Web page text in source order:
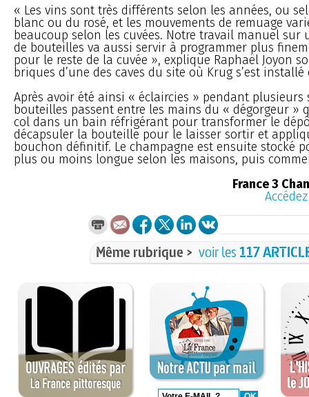
« Les vins sont très différents selon les années, ou
blanc ou du rosé, et les mouvements de remuage
beaucoup selon les cuvées. Notre travail manuel
de bouteilles va aussi servir à programmer plus
pour le reste de la cuvée », explique Raphaël Joyon
briques d’une des caves du site où Krug s’est installé
Après avoir été ainsi « éclaircies » pendant plusieurs
bouteilles passent entre les mains du « dégorgeur »
col dans un bain réfrigérant pour transformer le
décapsuler la bouteille pour le laisser sortir et
bouchon définitif. Le champagne est ensuite stocké
plus ou moins longue selon les maisons, puis
France 3
Même rubrique > voir les 117